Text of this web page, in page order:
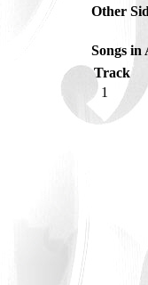
Other
Songs in
Track
1